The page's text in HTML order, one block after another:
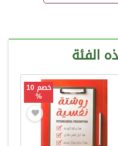
الفئة
خصم 10
%